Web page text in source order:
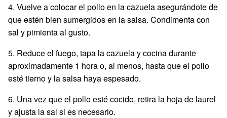
4. Vuelve a colocar el pollo en la cazuela asegurándote de
que estén bien sumergidos en la salsa. Condimenta con
sal y pimienta al gusto.
5. Reduce el fuego, tapa la cazuela y cocina durante
aproximadamente 1 hora o, al menos, hasta que el pollo
esté tierno y la salsa haya espesado.
6. Una vez que el pollo esté cocido, retira la hoja de laurel
y ajusta la sal si es necesario.